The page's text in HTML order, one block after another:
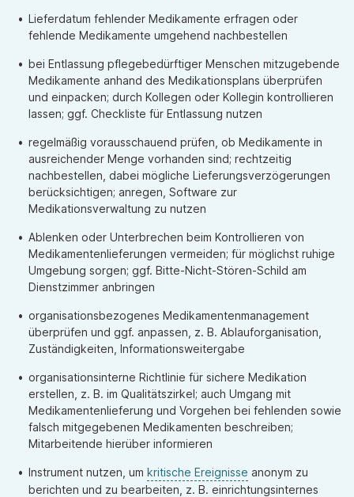
Lieferdatum fehlender Medikamente erfragen oder
fehlende Medikamente umgehend nachbestellen
bei Entlassung pflegebedürftiger Menschen mitzugebende
Medikamente anhand des Medikationsplans überprüfen
und einpacken; durch Kollegen oder Kollegin kontrollieren
lassen; ggf. Checkliste für Entlassung nutzen
regelmäßig vorausschauend prüfen, ob Medikamente in
ausreichender Menge vorhanden sind; rechtzeitig
nachbestellen, dabei mögliche Lieferungsverzögerungen
berücksichtigen; anregen, Software zur
Medikationsverwaltung zu nutzen
Ablenken oder Unterbrechen beim Kontrollieren von
Medikamentenlieferungen vermeiden; für möglichst ruhige
Umgebung sorgen; ggf. Bitte-Nicht-Stören-Schild am
Dienstzimmer anbringen
organisationsbezogenes Medikamentenmanagement
überprüfen und ggf. anpassen, z. B. Ablauforganisation,
Zuständigkeiten, Informationsweitergabe
organisationsinterne Richtlinie für sichere Medikation
erstellen, z. B. im Qualitätszirkel; auch Umgang mit
Medikamentenlieferung und Vorgehen bei fehlenden sowie
falsch mitgegebenen Medikamenten beschreiben;
Mitarbeitende hierüber informieren
Instrument nutzen, um kritische Ereignisse anonym zu
berichten und zu bearbeiten, z. B. einrichtungsinternes